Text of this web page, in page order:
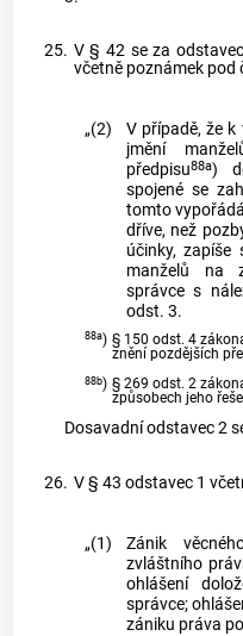
25. V § 42 se za
včetně poznámek pod
„(2)
V případě, že
jmění
předpisu88a)
spojené se
tomto
dříve, než
účinky, zapíše
manželů na
správce s
odst. 3.
88a) § 150 odst. 4
znění pozdějších
88b) § 269 odst. 2
způsobech jeho
Dosavadní odstavec 2
26. V § 43 odstavec 1
„(1)
Zánik
zvláštního
ohlášení
správce;
zániku práva